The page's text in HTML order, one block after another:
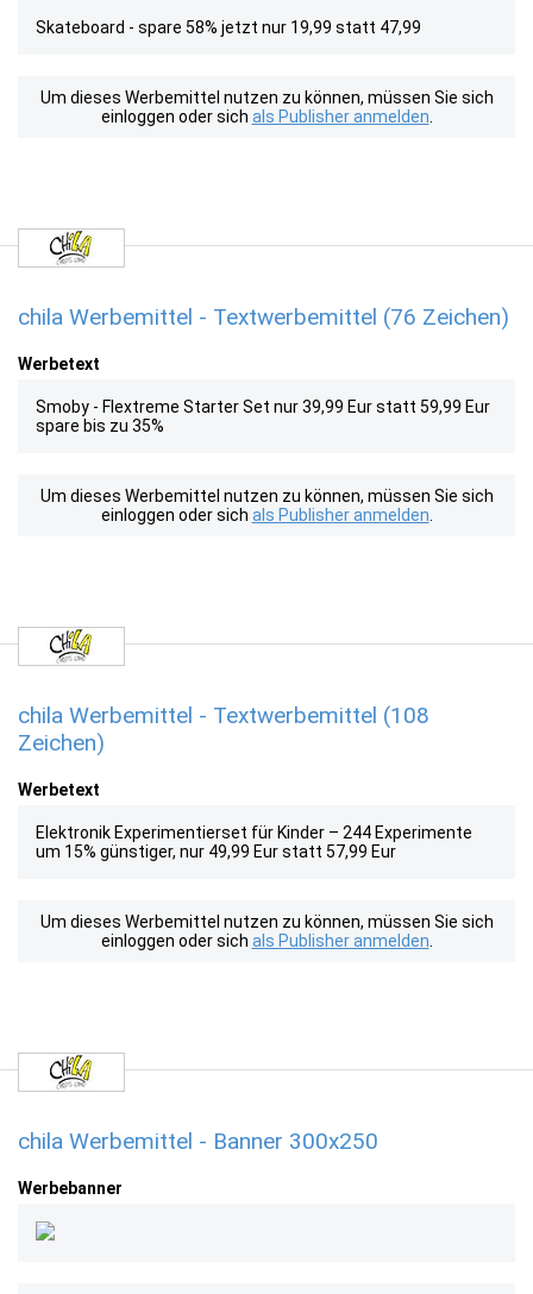
Skateboard - spare 58% jetzt nur 19,99 statt 47,99
Um dieses Werbemittel nutzen zu können, müssen Sie sich
einloggen oder sich als Publisher anmelden
chila Werbemittel - Textwerbemittel (76 Zeichen)
Werbetext
Smoby - Flextreme Starter Set nur 39,99 Eur statt 59,99 Eur
spare bis zu 35%
Um dieses Werbemittel nutzen zu können, müssen Sie sich
einloggen oder sich als Publisher anmelden
chila Werbemittel - Textwerbemittel (108
Zeichen)
Werbetext
Elektronik Experimentierset für Kinder – 244 Experimente
um 15% günstiger, nur 49,99 Eur statt 57,99 Eur
Um dieses Werbemittel nutzen zu können, müssen Sie sich
einloggen oder sich als Publisher anmelden
chila Werbemittel - Banner 300x250
Werbebanner